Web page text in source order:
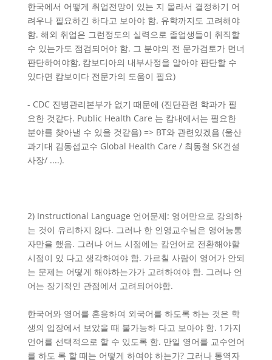
한국에서 어떻게 취업전망이 있는 지 몰라서 결정하기 어
려우나 필요하긴 하다고 보아야 함. 유학까지도 고려해야
함. 해외 취업은 그런정도의 실력으로 졸업생들이 취직할
수 있는가도 점검되어야 함. 그 분야의 전 문가검토가 먼너
판단하여야함, 캄보디아의 내부사정을 알아야 판단할 수
있다면 캄보이다 전문가의 도움이 필요)
- CDC 진병관리본부가 없기 때문에 (진단관련 학과가 필
요한 것같다. Public Health Care 는 캄내에서는 필요한
분야를 찾아낼 수 있을 것같음) => BT와 관련있겠음 (울산
과기대 김동섭교수 Global Health Care / 최동철 SK건설
사장/ ....).
2) Instructional Language 언어문제: 영어만으로 강의하
는 것이 유리하지 않다. 그러나 한 인영교수님은 영어능통
자만을 했음. 그러나 어느 시점에는 캄언어로 전환해야할
시점이 있 다고 생각하여야 함. 가르칠 사람이 영어가 안되
는 문제는 어떻게 해야하는가가 고려하여야 함. 그러나 언
어는 장기적인 관점에서 고려되어야함.
한국어와 영어를 혼용하여 외국어를 하도록 하는 것은 학
생의 입장에서 보았을 때 불가능하 다고 보아야 함. 1가지
언어를 선택적으로 할 수 있도록 함. 만일 영어를 교수언어
를 하도 록 할 때는 어떻게 하여야 하는가? 그러나 통역자